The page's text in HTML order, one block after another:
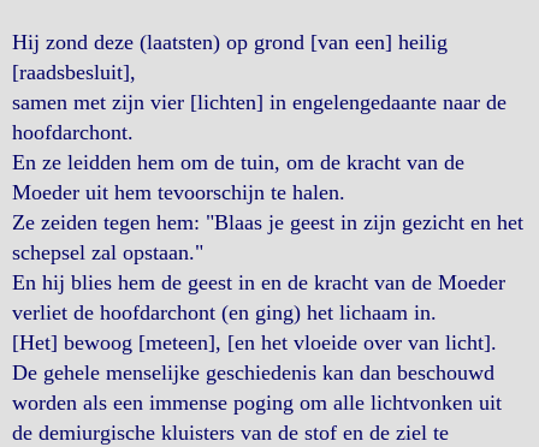
Hij zond deze (laatsten) op grond [van een] heilig
[raadsbesluit],
samen met zijn vier [lichten] in engelengedaante naar de
hoofdarchont.
En ze leidden hem om de tuin, om de kracht van de
Moeder uit hem tevoorschijn te halen.
Ze zeiden tegen hem: "Blaas je geest in zijn gezicht en het
schepsel zal opstaan."
En hij blies hem de geest in en de kracht van de Moeder
verliet de hoofdarchont (en ging) het lichaam in.
[Het] bewoog [meteen], [en het vloeide over van licht].
De gehele menselijke geschiedenis kan dan beschouwd
worden als een immense poging om alle lichtvonken uit
de demiurgische kluisters van de stof en de ziel te